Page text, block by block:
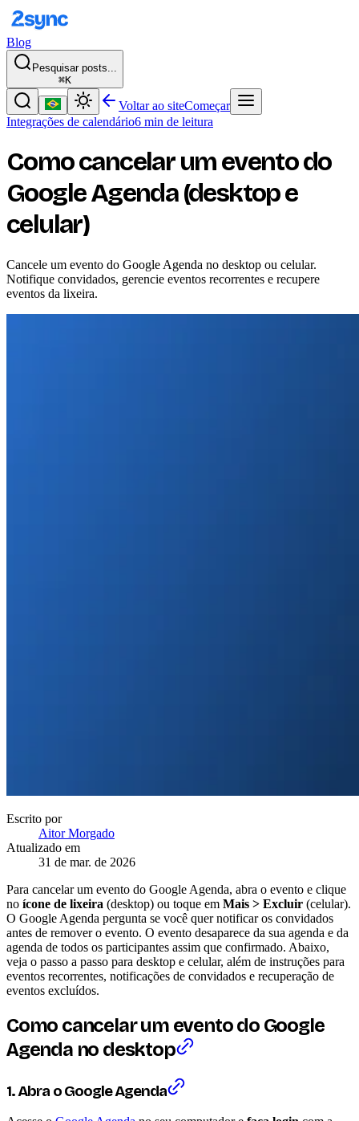
Blog
Pesquisar posts...
⌘K
Voltar ao siteComeçar
Integrações de calendário6 min de leitura
Como cancelar um evento do
Google Agenda (desktop e
celular)
Cancele um evento do Google Agenda no desktop ou celular.
Notifique convidados, gerencie eventos recorrentes e recupere
eventos da lixeira.
Escrito por
Aitor Morgado
Atualizado em
31 de mar. de 2026
Para cancelar um evento do Google Agenda, abra o evento e clique
no ícone de lixeira (desktop) ou toque em Mais > Excluir (celular).
O Google Agenda pergunta se você quer notificar os convidados
antes de remover o evento. O evento desaparece da sua agenda e da
agenda de todos os participantes assim que confirmado. Abaixo,
veja o passo a passo para desktop e celular, além de instruções para
eventos recorrentes, notificações de convidados e recuperação de
eventos excluídos.
Como cancelar um evento do Google
Agenda no desktop
1. Abra o Google Agenda